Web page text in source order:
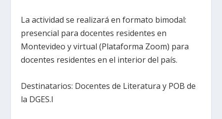
La actividad se realizará en formato bimodal:
presencial para docentes residentes en
Montevideo y virtual (Plataforma Zoom) para
docentes residentes en el interior del país.
Destinatarios: Docentes de Literatura y POB de
la DGES.l